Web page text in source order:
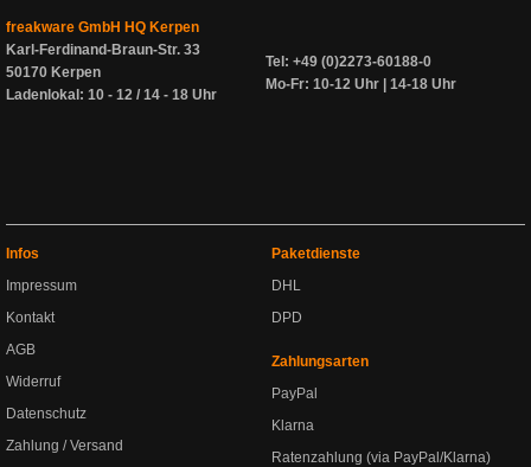
freakware GmbH HQ Kerpen
Karl-Ferdinand-Braun-Str. 33
50170 Kerpen
Ladenlokal: 10 - 12 / 14 - 18 Uhr
Tel: +49 (0)2273-60188-0
Mo-Fr: 10-12 Uhr | 14-18 Uhr
Infos
Impressum
Kontakt
AGB
Widerruf
Datenschutz
Zahlung / Versand
Paketdienste
DHL
DPD
Zahlungsarten
PayPal
Klarna
Ratenzahlung (via PayPal/Klarna)